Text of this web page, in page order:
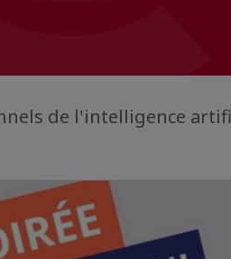
de l'intelligence